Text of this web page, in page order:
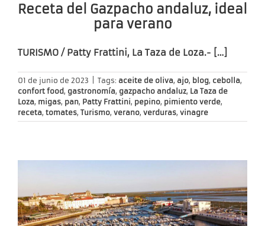
Receta del Gazpacho andaluz, ideal
para verano
TURISMO / Patty Frattini, La Taza de Loza.- […]
01 de junio de 2023 Tags: aceite de oliva, ajo, blog, cebolla,
confort food , gastronomía, gazpacho andaluz, La Taza de
Loza, migas, pan, Patty Frattini, pepino, pimiento verde,
receta, tomates, Turismo, verano, verduras, vinagre